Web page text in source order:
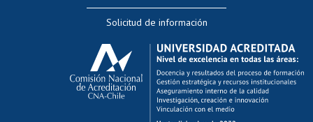
Evaluación docente
Calificación académica
Postulación al AUCAI
Funcionarias/os
Cursos internos de capacitación
Solicitud de información